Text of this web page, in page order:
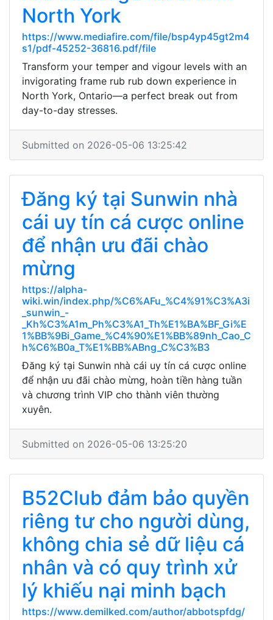
North York
https://www.mediafire.com/file/bsp4yp45gt2m4
s1/pdf-45252-36816.pdf/file
Transform your temper and vigour levels with an
invigorating frame rub rub down experience in
North York, Ontario—a perfect break out from
day-to-day stresses.
Submitted on 2026-05-06 13:25:42
Đăng ký tại Sunwin nhà
cái uy tín cá cược online
để nhận ưu đãi chào
mừng
https://alpha-
wiki.win/index.php/%C6%AFu_%C4%91%C3%A3i
_sunwin_-
_Kh%C3%A1m_Ph%C3%A1_Th%E1%BA%BF_Gi%E
1%BB%9Bi_Game_%C4%90%E1%BB%89nh_Cao_C
h%C6%B0a_T%E1%BB%ABng_C%C3%B3
Đăng ký tại Sunwin nhà cái uy tín cá cược online
để nhận ưu đãi chào mừng, hoàn tiền hàng tuần
và chương trình VIP cho thành viên thường
xuyên.
Submitted on 2026-05-06 13:25:20
B52Club đảm bảo quyền
riêng tư cho người dùng,
không chia sẻ dữ liệu cá
nhân và có quy trình xử
lý khiếu nại minh bạch
https://www.demilked.com/author/abbotspfdg/